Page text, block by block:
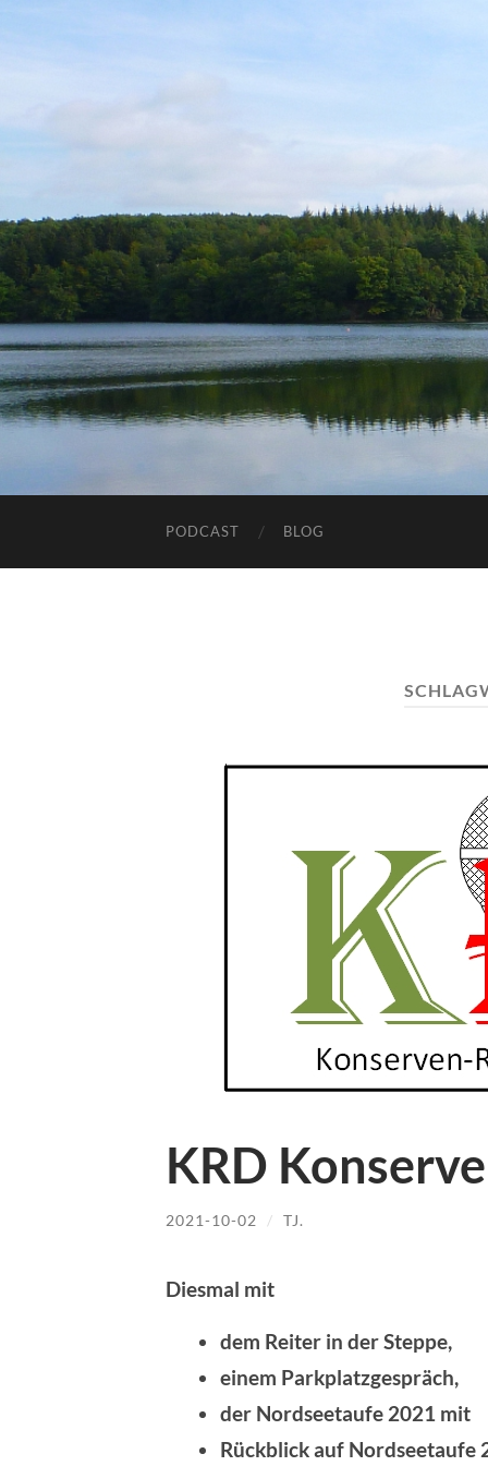
PODCAST BLOG
KRD
2021-10-02 / TJ.
Diesmal mit
dem Reiter in der Steppe,
einem Parkplatzgespräch,
der Nordseetaufe 2021 mit
Rückblick auf Nordseetaufe